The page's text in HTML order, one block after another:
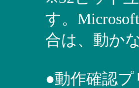
す。
合は、動か
●動作確認